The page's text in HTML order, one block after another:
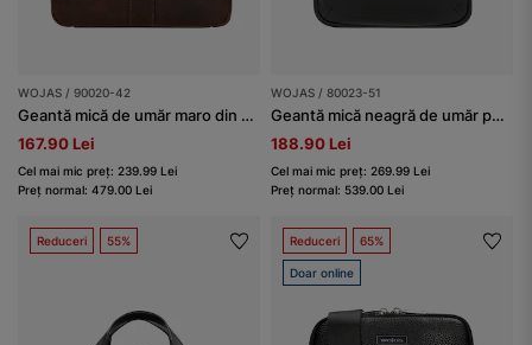
WOJAS / 90020-42
Geantă mică de umăr maro din piele pentru bărbați
167.90 Lei
Cel mai mic preț: 239.99 Lei
Preț normal: 479.00 Lei
WOJAS / 80023-51
Geantă mică neagră de umăr pentru bărbați
188.90 Lei
Cel mai mic preț: 269.99 Lei
Preț normal: 539.00 Lei
Reduceri 55% Reduceri 65%
Doar online